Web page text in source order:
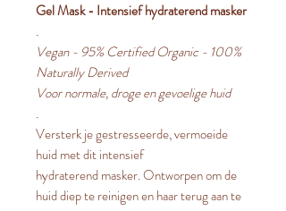
Gel Mask - Intensief hydraterend masker
.
Vegan - 95% Certified Organic - 100%
Naturally Derived
Voor normale, droge en gevoelige huid
.
Versterk je gestresseerde, vermoeide
huid met dit intensief
hydraterend masker. Ontworpen om de
huid diep te reinigen en haar terug aan te